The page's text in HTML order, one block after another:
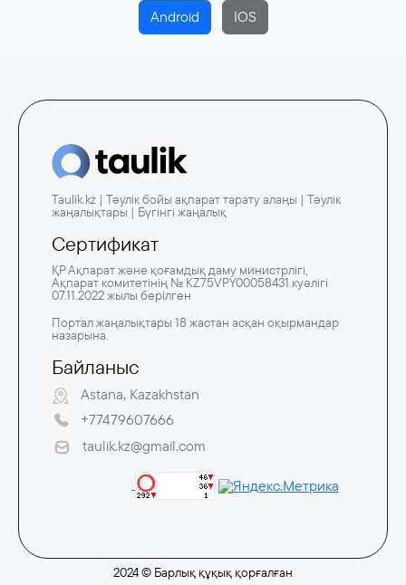
Android IOS
Taulik.kz | Тәулік бойы ақпарат тарату алаңы | Тәулік
жаңалықтары | Бүгінгі жаңалық
Сертификат
ҚР Ақпарат және қоғамдық даму министрлігі,
Ақпарат комитетінің № KZ75VPY00058431 куәлігі
07.11.2022 жылы берілген
Портал жаңалықтары 18 жастан асқан оқырмандар
назарына.
Байланыс
Astana, Kazakhstan
+77479607666
taulik.kz@gmail.com
2024 © Барлық құқық қорғалған